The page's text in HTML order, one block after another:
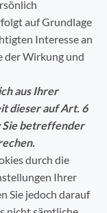
auf Grundlage
Interesse an
der Wirkung und
aus Ihrer
dieser auf Art. 6
Sie betreffender
durch die
Ihrer
Sie jedoch darauf